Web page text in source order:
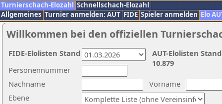
Turnierschach-Elozahl Schnellschach-Elozahl
Allgemeines Turnier anmelden: AUT FIDE Spieler anmelden Elo
Willkommen bei den offiziellen
Nachname
Vorname
Ebene
Personennummer
AUT-Elolisten
10.879
FIDE-Elolisten Stand